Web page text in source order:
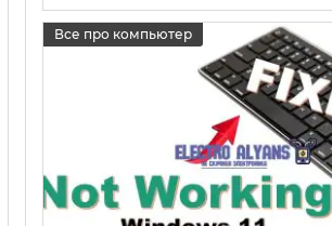
17 05 2025 0
Все про компьютер